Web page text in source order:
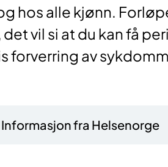
hos alle kjønn.
det vil si at du kan få
forverring av
Informasjon fra Helsenorge